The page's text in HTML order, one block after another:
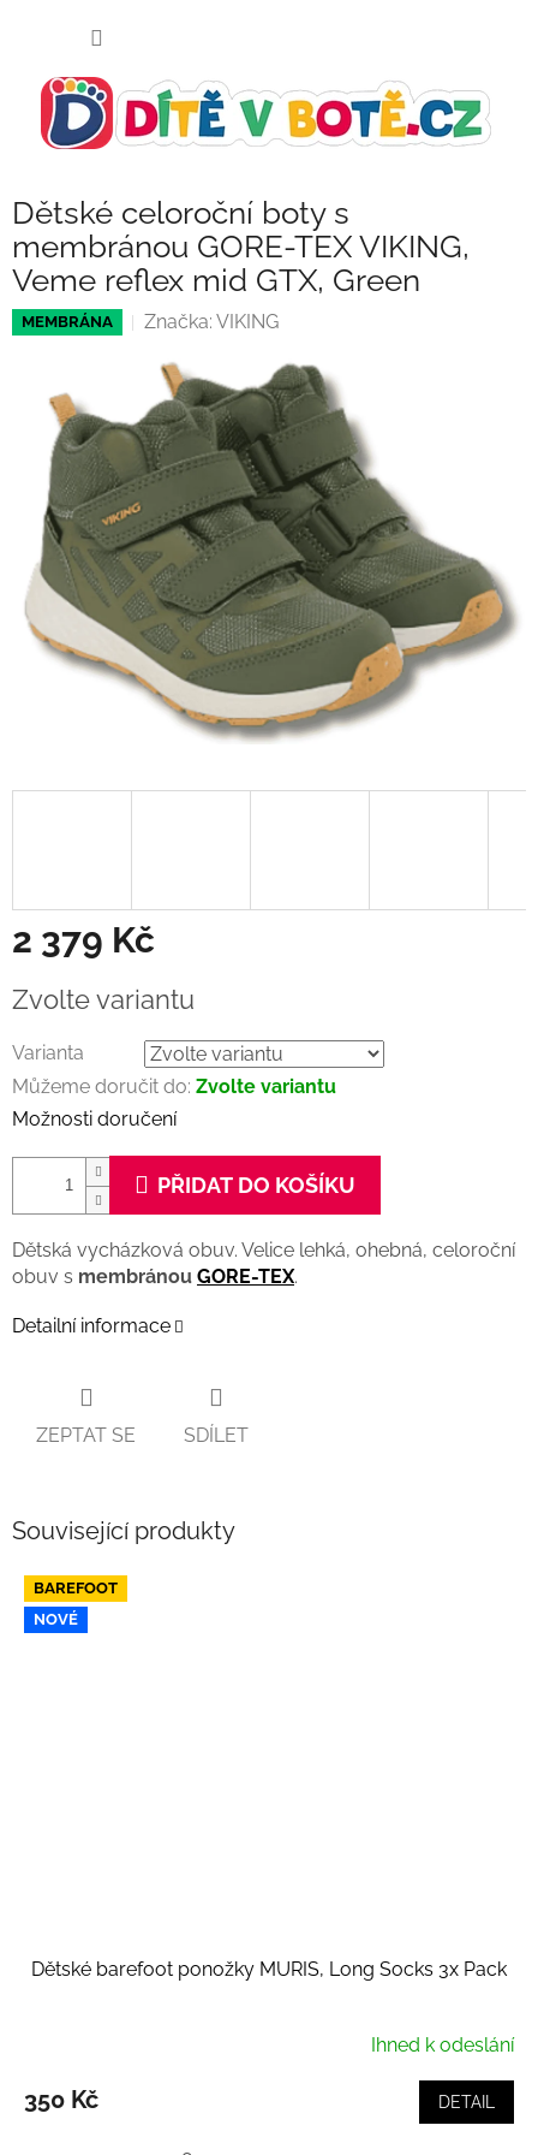
Dětské celoroční boty s
membránou GORE-TEX VIKING,
Veme reflex mid GTX, Green
MEMBRÁNA Značka: VIKING
2 379 Kč
cena:
Zvolte variantu
Varianta
Můžeme doručit do: Zvolte variantu
Možnosti doručení
PŘIDAT DO KOŠÍKU
Dětská vycházková obuv. Velice lehká, ohebná, celoroční
obuv s membránou GORE-TEX.
Detailní informace
ZEPTAT SE SDÍLET
Související produkty
BAREFOOT
NOVÉ
Dětské barefoot ponožky MURIS, Long Socks 3x Pack
Ihned k odeslání
350 Kč DETAIL